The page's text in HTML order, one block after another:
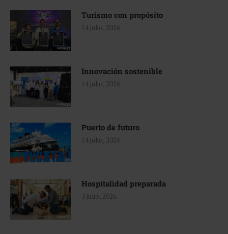
Turismo con propósito
14 julio, 2026
Innovación sostenible
14 julio, 2026
Puerto de futuro
14 julio, 2026
Hospitalidad preparada
3 julio, 2026